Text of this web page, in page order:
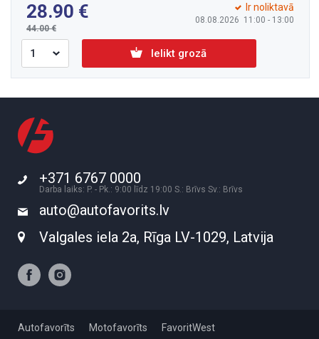
28.90
44.00
08.08.2026 11:00 - 13:00
Ir noliktavā
Ielikt grozā
+371 6767 0000
Darba laiks: P. - Pk.: 9:00 līdz 19:00 S.: Brīvs Sv.: Brīvs
auto@autofavorits.lv
Valgales iela 2a, Rīga LV-1029, Latvija
Autofavorīts Motofavorīts FavoritWest